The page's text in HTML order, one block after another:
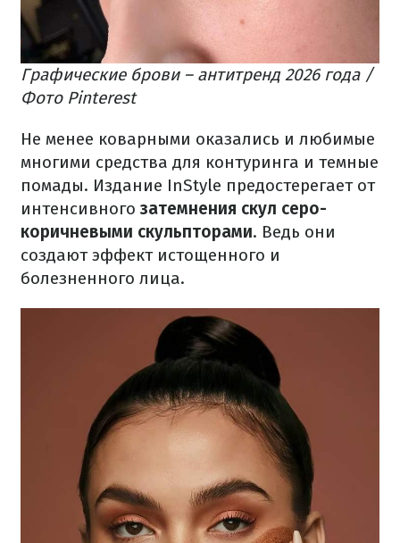
Графические брови – антитренд 2026 года /
Фото Pinterest
Не менее коварными оказались и любимые
многими средства для контуринга и темные
помады. Издание InStyle предостерегает от
интенсивного затемнения скул серо-
коричневыми скульпторами. Ведь они
создают эффект истощенного и
болезненного лица.